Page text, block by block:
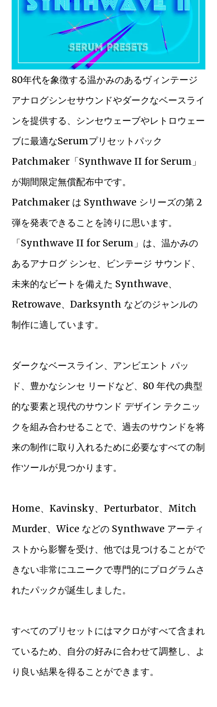
80年代を象徴する温かみのあるヴィンテージ
アナログシンセサウンドやダークなベースライ
ンを提供する、シンセウェーブやレトロウェー
ブに最適なSerumプリセットパック
Patchmaker「Synthwave II for Serum」
が期間限定無償配布中です。
Patchmaker は Synthwave シリーズの第 2
弾を発表できることを誇りに思います。
「Synthwave II for Serum」は、温かみの
あるアナログ シンセ、ビンテージ サウンド、
未来的なビートを備えた Synthwave、
Retrowave、Darksynth などのジャンルの
制作に適しています。
ダークなベースライン、アンビエント パッ
ド、豊かなシンセ リードなど、80 年代の典型
的な要素と現代のサウンド デザイン テクニッ
クを組み合わせることで、過去のサウンドを将
来の制作に取り入れるために必要なすべての制
作ツールが見つかります。
Home、Kavinsky、Perturbator、Mitch
Murder、Wice などの Synthwave アーティ
ストから影響を受け、他では見つけることがで
きない非常にユニークで専門的にプログラムさ
れたパックが誕生しました。
すべてのプリセットにはマクロがすべて含まれ
ているため、自分の好みに合わせて調整し、よ
り良い結果を得ることができます。